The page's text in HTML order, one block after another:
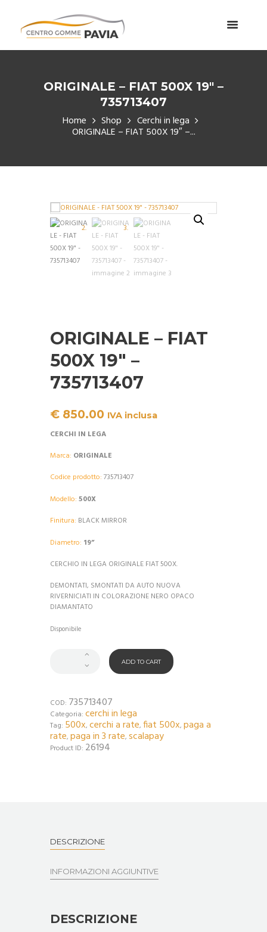
ORIGINALE – FIAT 500X 19″ –
735713407
Home Shop Cerchi in lega
ORIGINALE – FIAT 500X 19″ –...
ORIGINALE – FIAT
500X 19″ –
735713407
€ 850.00 IVA inclusa
CERCHI IN LEGA
Marca: ORIGINALE
Codice prodotto: 735713407
Modello: 500X
Finitura: BLACK MIRROR
Diametro: 19”
CERCHIO IN LEGA ORIGINALE FIAT 500X.
DEMONTATI, SMONTATI DA AUTO NUOVA
RIVERNICIATI IN COLORAZIONE NERO OPACO
DIAMANTATO
Disponibile
ADD TO CART
COD: 735713407
Categoria: cerchi in lega
Tag: 500x, cerchi a rate, fiat 500x, paga a
rate, paga in 3 rate, scalapay
Product ID: 26194
DESCRIZIONE
INFORMAZIONI AGGIUNTIVE
DESCRIZIONE